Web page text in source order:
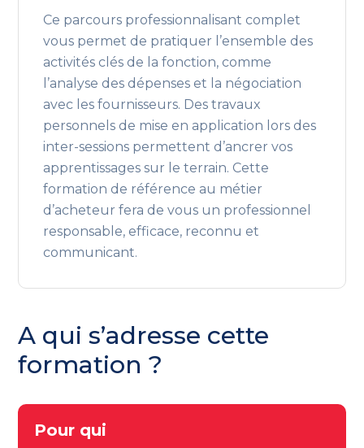
Ce parcours professionnalisant complet
vous permet de pratiquer l’ensemble des
activités clés de la fonction, comme
l’analyse des dépenses et la négociation
avec les fournisseurs. Des travaux
personnels de mise en application lors des
inter-sessions permettent d’ancrer vos
apprentissages sur le terrain. Cette
formation de référence au métier
d’acheteur fera de vous un professionnel
responsable, efficace, reconnu et
communicant.
A qui s’adresse cette
formation ?
Pour qui